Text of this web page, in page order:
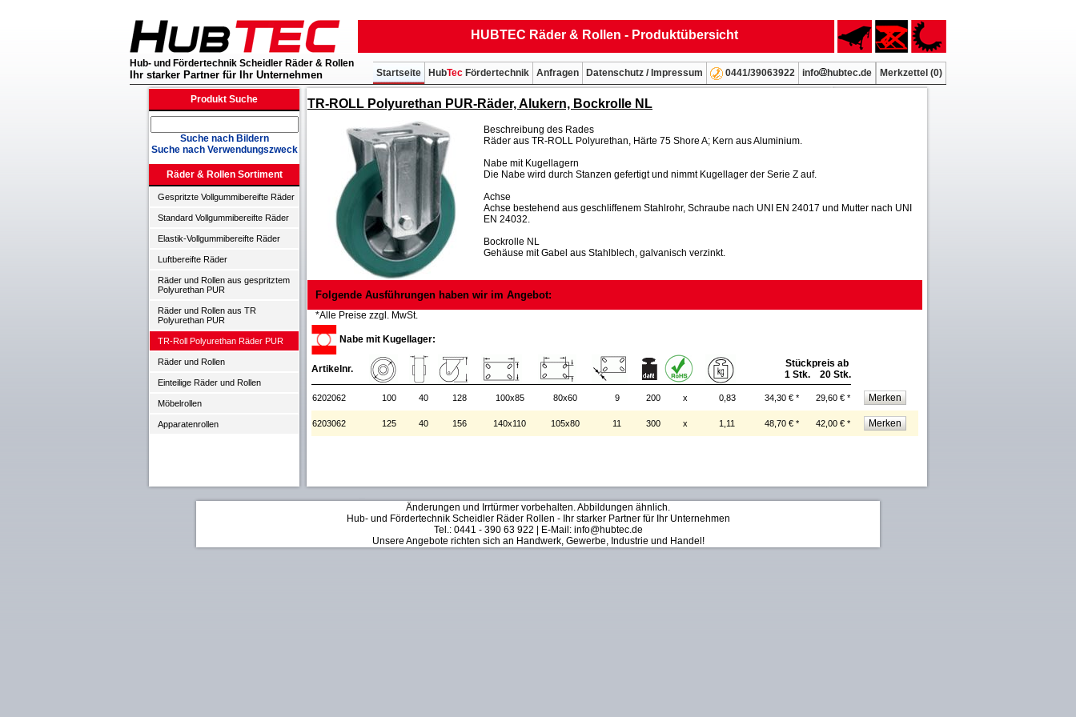
HUBTEC Räder & Rollen - Produktübersicht
Hub- und Fördertechnik Scheidler Räder & Rollen
Ihr starker Partner für Ihr Unternehmen Merkzettel (0)
info hubtec.de
0441/39063922
Datenschutz / Impressum
Anfragen
HubTec Fördertechnik
Startseite
Produkt Suche
Suche nach Bildern
Suche nach Verwendungszweck
Räder & Rollen Sortiment
Gespritzte Vollgummibereifte Räder
Standard Vollgummibereifte Räder
Elastik-Vollgummibereifte Räder
Luftbereifte Räder
Räder und Rollen aus gespritztem
Polyurethan PUR
Räder und Rollen aus TR
Polyurethan PUR
TR-Roll Polyurethan Räder PUR
Räder und Rollen
Einteilige Räder und Rollen
Möbelrollen
Apparatenrollen
TR-ROLL Polyurethan PUR-Räder, Alukern, Bockrolle NL
Beschreibung des Rades
Räder aus TR-ROLL Polyurethan, Härte 75 Shore A; Kern aus Aluminium.
Nabe mit Kugellagern
Die Nabe wird durch Stanzen gefertigt und nimmt Kugellager der Serie Z auf.
Achse
Achse bestehend aus geschliffenem Stahlrohr, Schraube nach UNI EN 24017 und Mutter nach UNI
EN 24032.
Bockrolle NL
Gehäuse mit Gabel aus Stahlblech, galvanisch verzinkt.
Folgende Ausführungen haben wir im Angebot:
*Alle Preise zzgl. MwSt.
Nabe mit Kugellager:
Artikelnr.
Stückpreis ab
1 Stk. 20 Stk.
6202062 100 40 128 100x85 80x60 9 200 x 0,83 34,30 € * 29,60 € *
6203062 125 40 156 140x110 105x80 11 300 x 1,11 48,70 € * 42,00 € *
Änderungen und Irrtürmer vorbehalten. Abbildungen ähnlich.
Hub- und Fördertechnik Scheidler Räder Rollen - Ihr starker Partner für Ihr Unternehmen
Tel.: 0441 - 390 63 922 | E-Mail: info@hubtec.de
Unsere Angebote richten sich an Handwerk, Gewerbe, Industrie und Handel!